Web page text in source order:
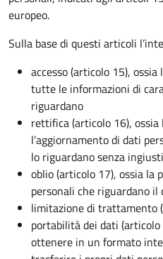
europeo.
Sulla base di questi articoli
accesso (articolo 15),
tutte le informazioni di
riguardano
rettifica (articolo 16),
l’aggiornamento di dati
lo riguardano senza
oblio (articolo 17), ossia la
personali che riguardano
limitazione di trattamento
portabilità dei dati
ottenere in un formato